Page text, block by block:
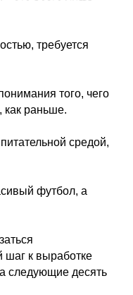
требуется
того, чего
как раньше.
средой,
футбол, а
шаг к выработке
следующие десять